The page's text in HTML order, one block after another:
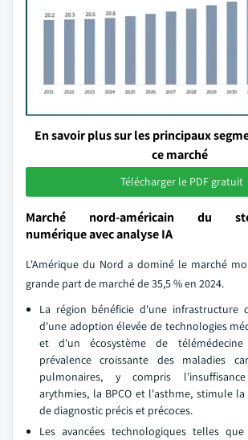
En savoir plus sur les principaux
ce marché
Télécharger le PDF gratuit
Marché nord-américain du
numérique avec analyse IA
L'Amérique du Nord a dominé le marché
grande part de marché de 35,5 % en 2024.
La région bénéficie d'une infrastructure
d'une adoption élevée de technologies
et d'un écosystème de
prévalence croissante des maladies
pulmonaires, y compris
arythmies, la BPCO et l'asthme, stimule
de diagnostic précis et précoces.
Les avancées technologiques telles